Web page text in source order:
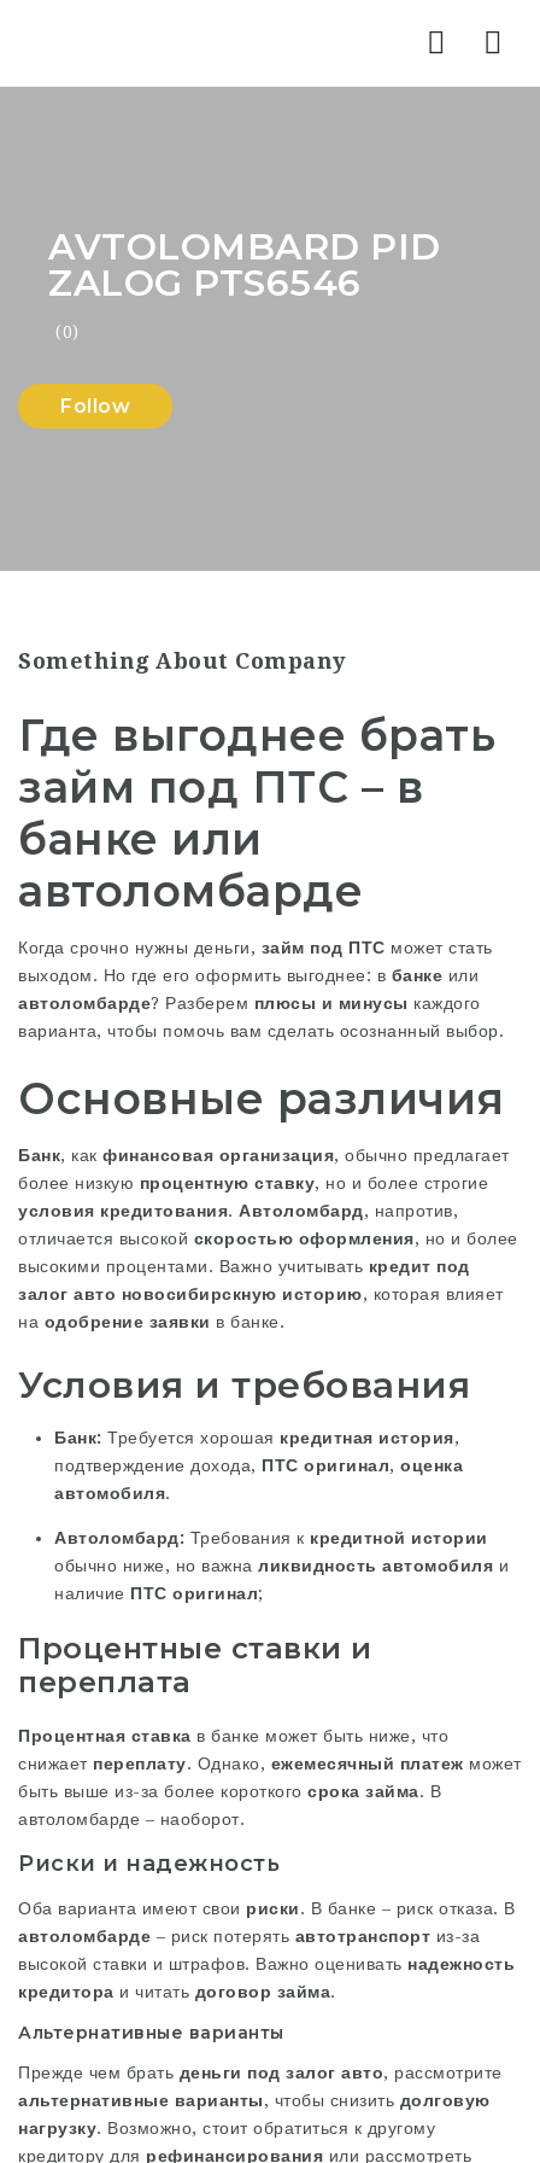
AVTOLOMBARD PID
ZALOG PTS6546
(0)
Follow
Something About Company
Где выгоднее брать
займ под ПТС – в
банке или
автоломбарде
Когда срочно нужны деньги, займ под ПТС может стать
выходом. Но где его оформить выгоднее: в банке или
автоломбарде? Разберем плюсы и минусы каждого
варианта, чтобы помочь вам сделать осознанный выбор.
Основные различия
Банк, как финансовая организация, обычно предлагает
более низкую процентную ставку, но и более строгие
условия кредитования. Автоломбард, напротив,
отличается высокой скоростью оформления, но и более
высокими процентами. Важно учитывать кредит под
залог авто новосибирскную историю, которая влияет
на одобрение заявки в банке.
Условия и требования
Банк: Требуется хорошая кредитная история,
подтверждение дохода, ПТС оригинал, оценка
автомобиля.
Автоломбард: Требования к кредитной истории
обычно ниже, но важна ликвидность автомобиля и
наличие ПТС оригинал;
Процентные ставки и
переплата
Процентная ставка в банке может быть ниже, что
снижает переплату. Однако, ежемесячный платеж может
быть выше из-за более короткого срока займа. В
автоломбарде – наоборот.
Риски и надежность
Оба варианта имеют свои риски. В банке – риск отказа. В
автоломбарде – риск потерять автотранспорт из-за
высокой ставки и штрафов. Важно оценивать надежность
кредитора и читать договор займа.
Альтернативные варианты
Прежде чем брать деньги под залог авто, рассмотрите
альтернативные варианты, чтобы снизить долговую
нагрузку. Возможно, стоит обратиться к другому
кредитору для рефинансирования или рассмотреть